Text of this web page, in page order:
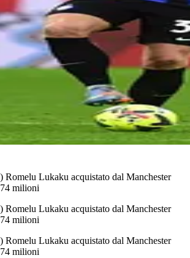
Romelu Lukaku acquistato dal Manchester
milioni
Romelu Lukaku acquistato dal Manchester
milioni
Romelu Lukaku acquistato dal Manchester
milioni